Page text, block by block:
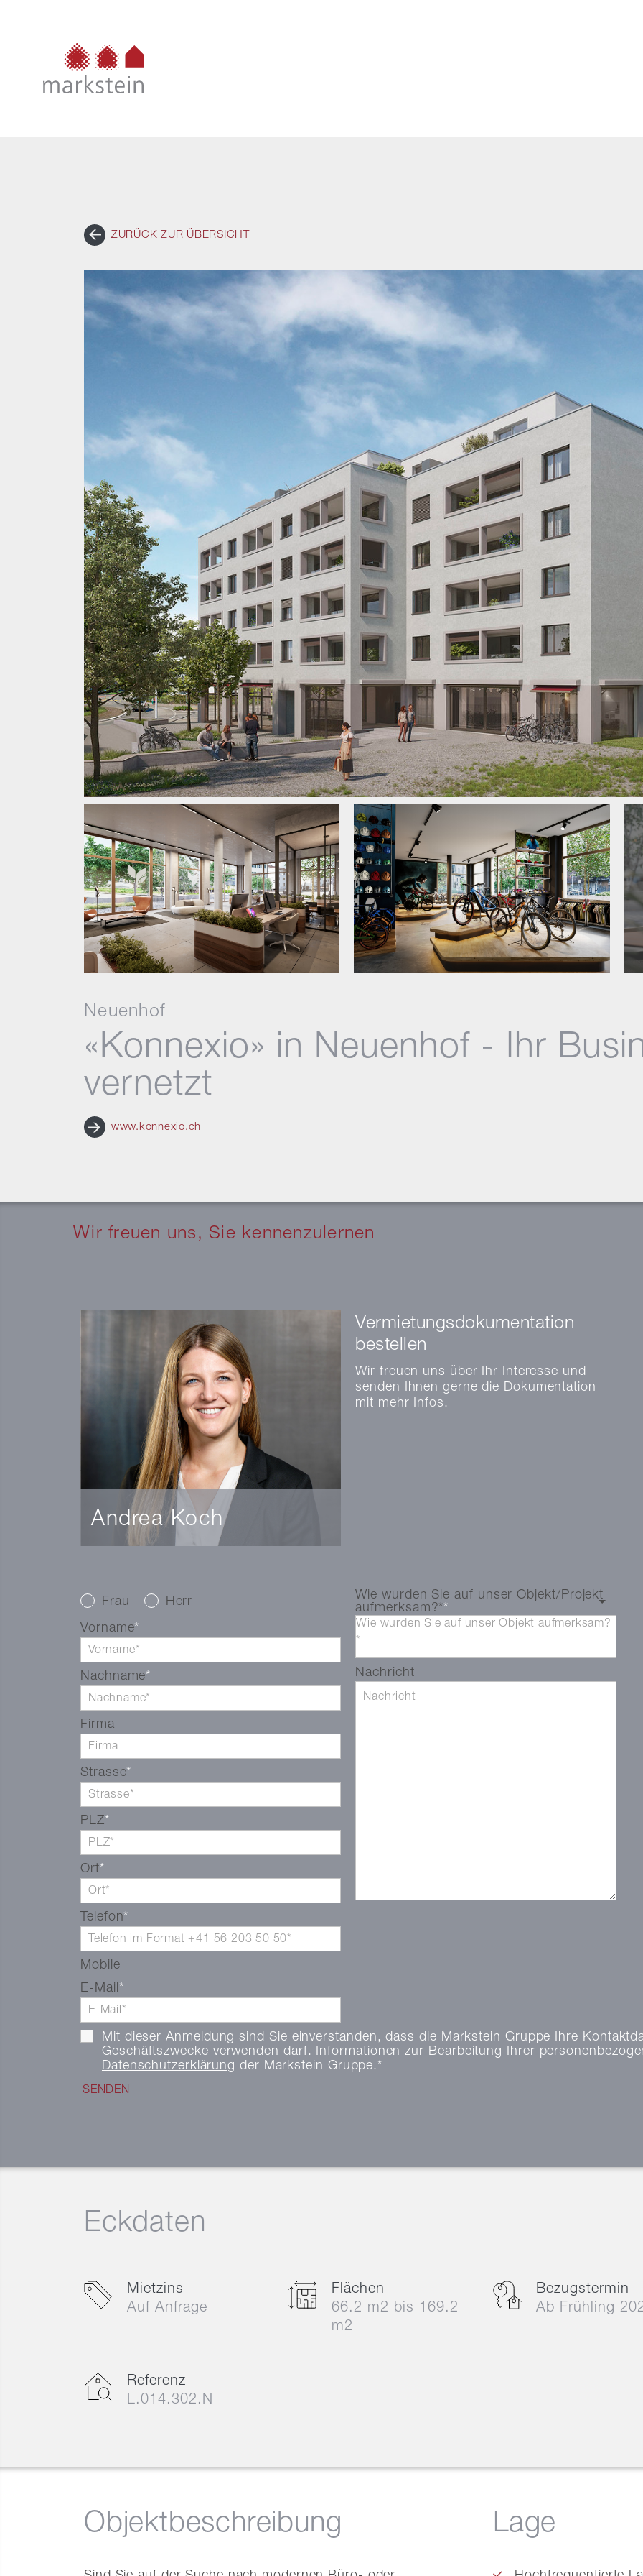
ZURÜCK ZUR ÜBERSICHT
Neuenhof
«Konnexio» in Neuenhof - Ihr
vernetzt
www.konnexio.ch
Wir freuen uns, Sie kennenzulernen
Andrea Koch
andrea.koch@markstein.ch
+41 56 203 50 13
Vermietungsdokumentation
bestellen
Wir freuen uns über Ihr Interesse und
senden Ihnen gerne die Dokumentation
mit mehr Infos.
Frau Herr
Vorname
Nachname
Firma
Strasse
PLZ
Ort
Telefon
Mobile
E-Mail
Wie wurden Sie auf unser Objekt/Projekt
aufmerksam?*
Wie wurden Sie auf unser Objekt aufmerksam?
*
Nachricht
Mit dieser Anmeldung sind Sie einverstanden, dass die Markstein Gruppe Ihre
Geschäftszwecke verwenden darf. Informationen zur Bearbeitung Ihrer
Datenschutzerklärung der Markstein Gruppe.
Eckdaten
Mietzins
Auf Anfrage
Flächen
66.2 m2 bis 169.2
m2
Bezugstermin
Ab Frühling
Referenz
L.014.302.N
Objektbeschreibung Lage